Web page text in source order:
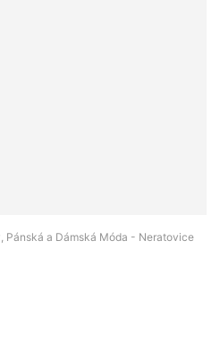
Pánská a Dámská Móda - Neratovice